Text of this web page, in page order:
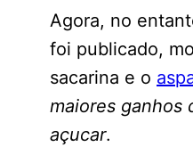
Agora, no
foi publicado,
sacarina e o
maiores ganhos
açucar.